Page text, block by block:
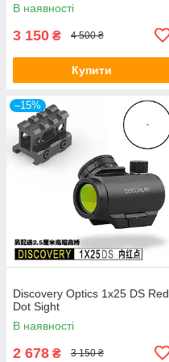
В наявності
3 150 ₴ 4 500 ₴
Купити
–15%
Discovery Optics 1x25 DS Red
Dot Sight
В наявності
2 678 ₴ 3 150 ₴